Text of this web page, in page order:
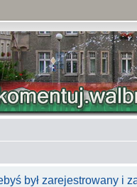
był zarejestrowany i